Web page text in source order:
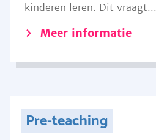
kinderen leren. Dit vraagt...
Meer informatie
Pre-teaching